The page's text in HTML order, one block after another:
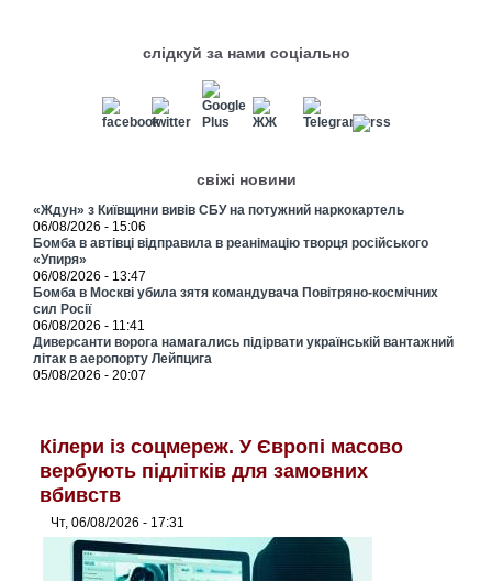
слідкуй за нами соціально
свіжі новини
«Ждун» з Київщини вивів СБУ на потужний наркокартель
06/08/2026 - 15:06
Бомба в автівці відправила в реанімацію творця російського
«Упиря»
06/08/2026 - 13:47
Бомба в Москві убила зятя командувача Повітряно-космічних
сил Росії
06/08/2026 - 11:41
Диверсанти ворога намагались підірвати українській вантажний
літак в аеропорту Лейпцига
05/08/2026 - 20:07
Кілери із соцмереж. У Європі масово
вербують підлітків для замовних
вбивств
Чт, 06/08/2026 - 17:31